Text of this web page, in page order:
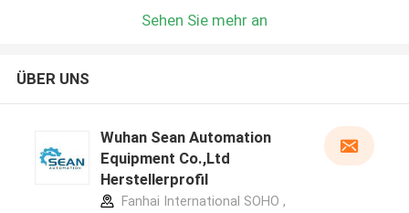
Sehen Sie mehr an
ÜBER UNS
Wuhan Sean Automation
Equipment Co.,Ltd
Herstellerprofil
Fanhai International SOHO ,